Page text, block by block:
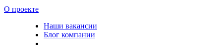
О проекте
Наши вакансии
Блог компании